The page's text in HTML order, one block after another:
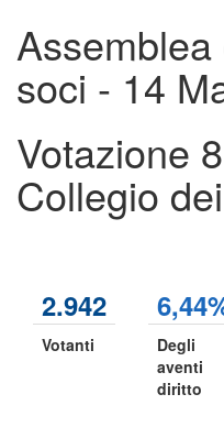
soci - 14
Votazione
Collegio
2.942
Votanti
Degli
aventi
diritto